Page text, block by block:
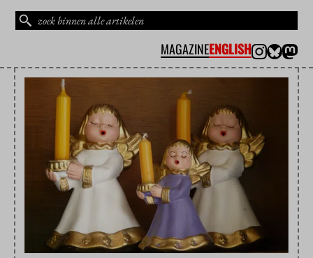
MAGAZINEENGLISH